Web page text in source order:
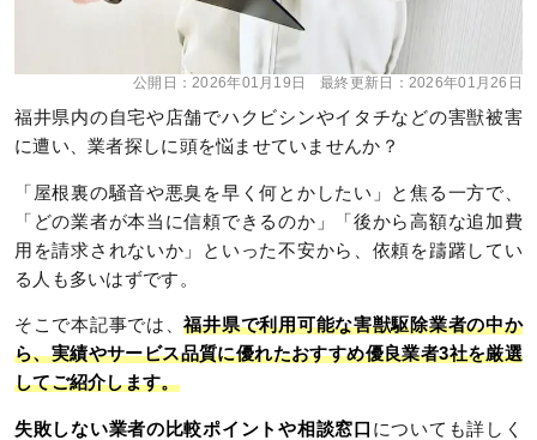
公開日：2026年01月19日 最終更新日： 2026年01月26日
福井県内の自宅や店舗でハクビシンやイタチなどの害獣被害
に遭い、業者探しに頭を悩ませていませんか？
「屋根裏の騒音や悪臭を早く何とかしたい」と焦る一方で、
「どの業者が本当に信頼できるのか」「後から高額な追加費
用を請求されないか」といった不安から、依頼を躊躇してい
る人も多いはずです。
そこで本記事では、福井県で利用可能な害獣駆除業者の中か
ら、実績やサービス品質に優れたおすすめ優良業者3社を厳選
してご紹介します。
失敗しない業者の比較ポイントや相談窓口 についても詳しく